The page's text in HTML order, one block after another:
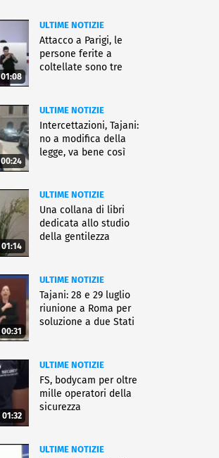
01:08
ULTIME NOTIZIE
Attacco a Parigi, le
persone ferite a
coltellate sono tre
00:24
ULTIME NOTIZIE
Intercettazioni, Tajani:
no a modifica della
legge, va bene così
01:14
ULTIME NOTIZIE
Una collana di libri
dedicata allo studio
della gentilezza
00:31
ULTIME NOTIZIE
Tajani: 28 e 29 luglio
riunione a Roma per
soluzione a due Stati
01:32
ULTIME NOTIZIE
FS, bodycam per oltre
mille operatori della
sicurezza
ULTIME NOTIZIE